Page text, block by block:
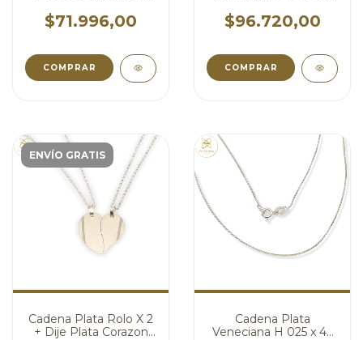
$71.996,00
COMPRAR
cod4268
$96.720,00
COMPRAR
ENVÍO GRATIS
Cadena Plata Rolo X 2
+ Dije Plata Corazon
Cadena Plata
Veneciana H 025 x 45